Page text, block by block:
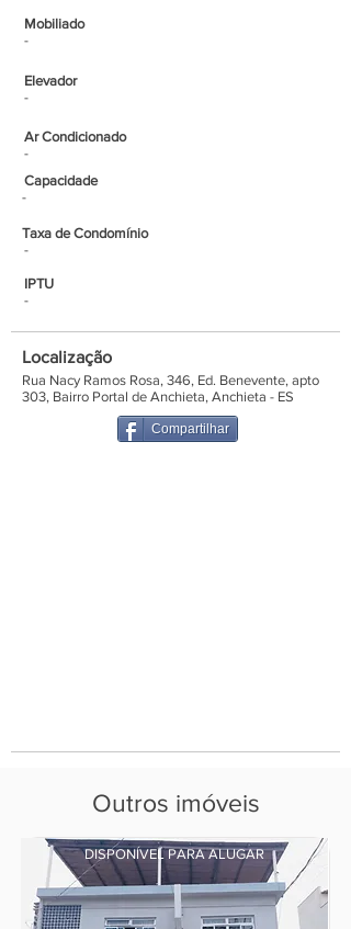
Mobiliado
-
Elevador
-
Ar Condicionado
-
Capacidade
-
Taxa de Condomínio
-
IPTU
-
Localização
Rua Nacy Ramos Rosa, 346, Ed. Benevente, apto
303, Bairro Portal de Anchieta, Anchieta - ES
Compartilhar
Outros imóveis
DISPONÍVEL PARA ALUGAR